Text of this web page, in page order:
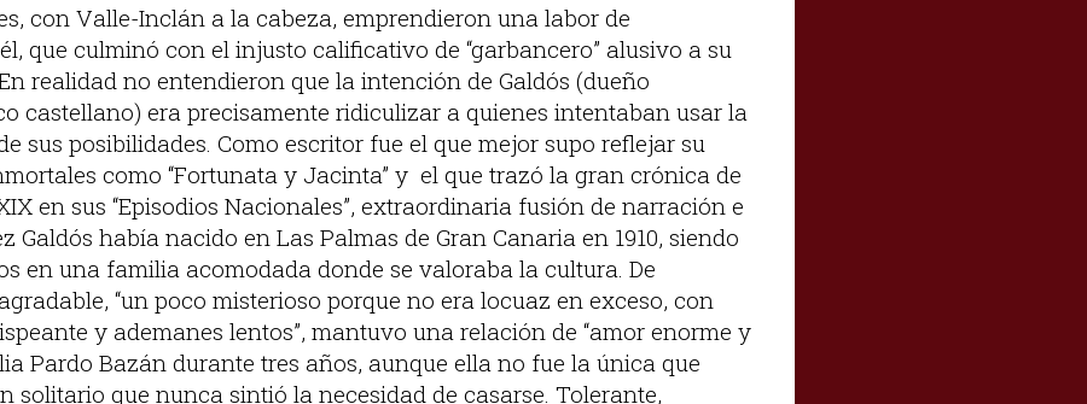
con Valle-Inclán a la cabeza, emprendieron una labor de
que culminó con el injusto calificativo de “garbancero” alusivo a su
realidad no entendieron que la intención de Galdós (dueño
castellano) era precisamente ridiculizar a quienes intentaban usar la
sus posibilidades. Como escritor fue el que mejor supo reflejar su
como “Fortunata y Jacinta” y el que trazó la gran crónica de
en sus “Episodios Nacionales”, extraordinaria fusión de narración e
Galdós había nacido en Las Palmas de Gran Canaria en 1910, siendo
en una familia acomodada donde se valoraba la cultura. De
“un poco misterioso porque no era locuaz en exceso, con
y ademanes lentos”, mantuvo una relación de “amor enorme y
Pardo Bazán durante tres años, aunque ella no fue la única que
solitario que nunca sintió la necesidad de casarse. Tolerante,